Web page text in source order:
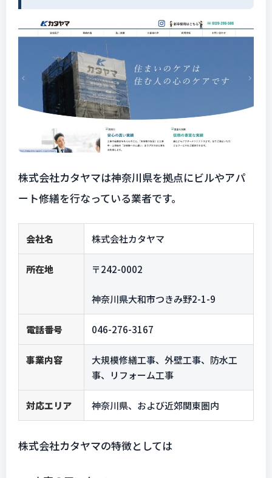
株式会社カタヤマは神奈川県を拠点にビルやアパ
ート修繕を行なっている業者です。
会社名 株式会社カタヤマ
所在地 〒242-0002
神奈川県大和市つきみ野2-1-9
電話番号 046-276-3167
事業内容
大規模修繕工事、外壁工事、防水工
事、リフォーム工事
対応エリア 神奈川県、および近郊関東圏内
株式会社カタヤマの特徴としては